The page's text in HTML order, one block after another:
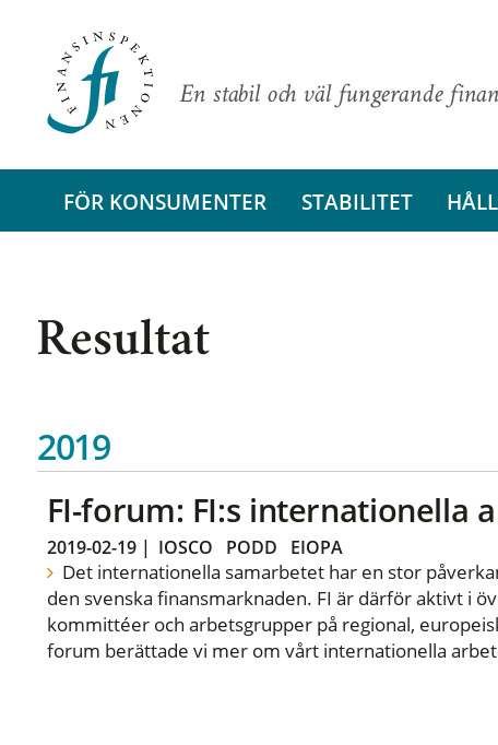
En stabil och väl fungerande
FÖR KONSUMENTER STABILITET
Resultat
2019
FI-forum: FI:s internationella
2019-02-19| IOSCO PODD EIOPA
Det internationella samarbetet har en stor
den svenska finansmarknaden. FI är därför aktivt i
kommittéer och arbetsgrupper på regional,
forum berättade vi mer om vårt internationella